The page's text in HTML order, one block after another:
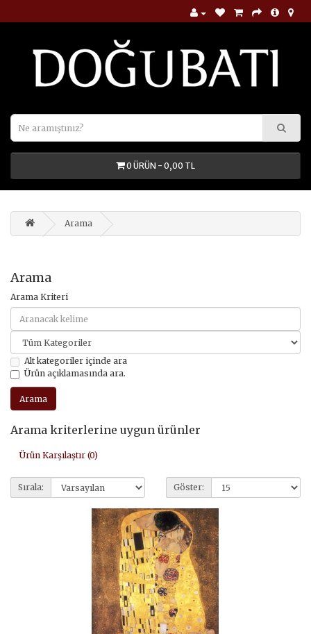
0 ÜRÜN - 0,00 TL
Arama
Arama
Arama Kriteri
Alt kategoriler içinde ara
Ürün açıklamasında ara.
Arama kriterlerine uygun ürünler
Ürün Karşılaştır (0)
Sırala: Göster: